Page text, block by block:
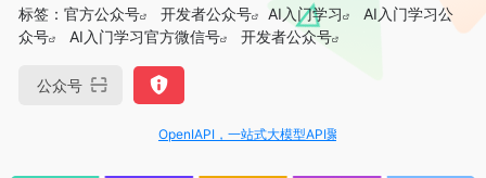
标签： 官方公众号 开发者公众号 AI入门学习
AI入门学习公
众号
AI入门学习官方微信号 开发者公众号
公众号
OpenIAPI，一站式大模型API聚合平台